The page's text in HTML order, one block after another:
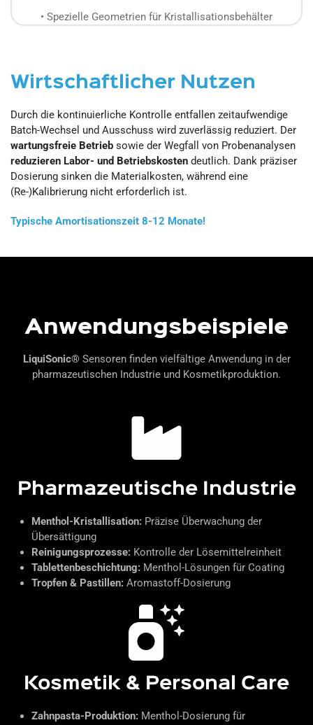
• Spezielle Geometrien für Kristallisationsbehälter
Wirtschaftlicher Nutzen
Durch die kontinuierliche Kontrolle entfallen zeitaufwendige
Batch-Wechsel und Ausschuss wird zuverlässig reduziert. Der
wartungsfreie Betrieb sowie der Wegfall von Probenanalysen
reduzieren Labor- und Betriebskosten deutlich. Dank präziser
Dosierung sinken die Materialkosten, während eine
(Re-)Kalibrierung nicht erforderlich ist.
Typische Amortisationszeit 8-12 Monate!
Anwendungsbeispiele
LiquiSonic® Sensoren finden vielfältige Anwendung in der
pharmazeutischen Industrie und Kosmetikproduktion.
Pharmazeutische Industrie
Menthol-Kristallisation: Präzise Überwachung der
Übersättigung
Reinigungsprozesse: Kontrolle der Lösemittelreinheit
Tablettenbeschichtung: Menthol-Lösungen für Coating
Tropfen & Pastillen: Aromastoff-Dosierung
Kosmetik & Personal Care
Zahnpasta-Produktion: Menthol-Dosierung für